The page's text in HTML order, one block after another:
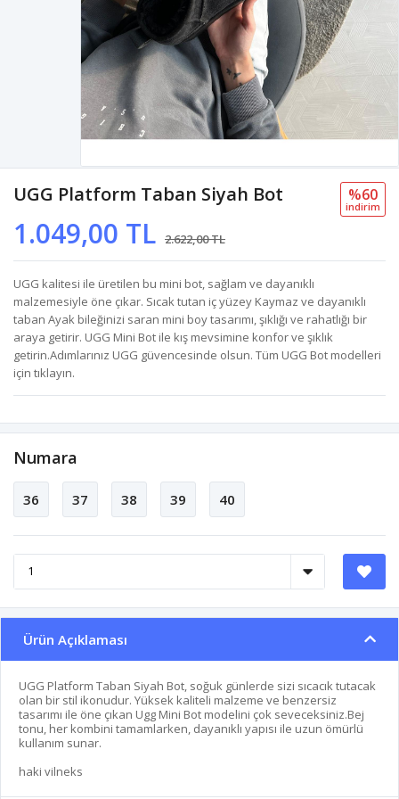
UGG Platform Taban Siyah Bot
1.049,00 TL 2.622,00 TL
%60
i̇ndi̇ri̇m
UGG kalitesi ile üretilen bu mini bot, sağlam ve dayanıklı
malzemesiyle öne çıkar. Sıcak tutan iç yüzey Kaymaz ve dayanıklı
taban Ayak bileğinizi saran mini boy tasarımı, şıklığı ve rahatlığı bir
araya getirir. UGG Mini Bot ile kış mevsimine konfor ve şıklık
getirin.Adımlarınız UGG güvencesinde olsun. Tüm UGG Bot modelleri
için tıklayın.
Numara
36 37 38 39 40
Ürün Açıklaması
UGG Platform Taban Siyah Bot, soğuk günlerde sizi sıcacık tutacak
olan bir stil ikonudur. Yüksek kaliteli malzeme ve benzersiz
tasarımı ile öne çıkan Ugg Mini Bot modelini çok seveceksiniz.Bej
tonu, her kombini tamamlarken, dayanıklı yapısı ile uzun ömürlü
kullanım sunar.
haki vilneks